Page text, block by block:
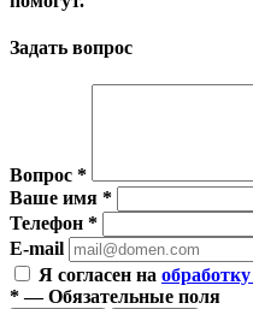
Задать вопрос
Вопрос *
Ваше имя *
Телефон *
E-mail
Я согласен на
*—Обязательные поля